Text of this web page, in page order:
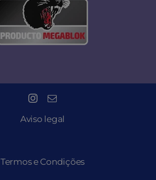
Aviso legal
Termos e Condições